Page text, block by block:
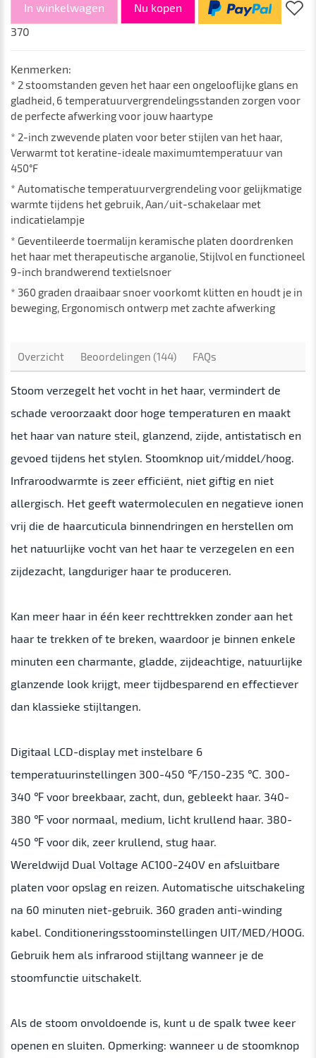
In winkelwagen
Nu kopen
370
Kenmerken:
* 2 stoomstanden geven het haar een ongelooflijke glans en
gladheid, 6 temperatuurvergrendelingsstanden zorgen voor
de perfecte afwerking voor jouw haartype
* 2-inch zwevende platen voor beter stijlen van het haar,
Verwarmt tot keratine-ideale maximumtemperatuur van
450°F
* Automatische temperatuurvergrendeling voor gelijkmatige
warmte tijdens het gebruik, Aan/uit-schakelaar met
indicatielampje
* Geventileerde toermalijn keramische platen doordrenken
het haar met therapeutische arganolie, Stijlvol en functioneel
9-inch brandwerend textielsnoer
* 360 graden draaibaar snoer voorkomt klitten en houdt je in
beweging, Ergonomisch ontwerp met zachte afwerking
Overzicht Beoordelingen (144) FAQs
Stoom verzegelt het vocht in het haar, vermindert de
schade veroorzaakt door hoge temperaturen en maakt
het haar van nature steil, glanzend, zijde, antistatisch en
gevoed tijdens het stylen. Stoomknop uit/middel/hoog.
Infraroodwarmte is zeer efficiënt, niet giftig en niet
allergisch. Het geeft watermoleculen en negatieve ionen
vrij die de haarcuticula binnendringen en herstellen om
het natuurlijke vocht van het haar te verzegelen en een
zijdezacht, langduriger haar te produceren.
Kan meer haar in één keer rechttrekken zonder aan het
haar te trekken of te breken, waardoor je binnen enkele
minuten een charmante, gladde, zijdeachtige, natuurlijke
glanzende look krijgt, meer tijdbesparend en effectiever
dan klassieke stijltangen.
Digitaal LCD-display met instelbare 6
temperatuurinstellingen 300-450 ℉/150-235 ℃. 300-
340 ℉ voor breekbaar, zacht, dun, gebleekt haar. 340-
380 ℉ voor normaal, medium, licht krullend haar. 380-
450 ℉ voor dik, zeer krullend, stug haar.
Wereldwijd Dual Voltage AC100-240V en afsluitbare
platen voor opslag en reizen. Automatische uitschakeling
na 60 minuten niet-gebruik. 360 graden anti-winding
kabel. Conditioneringsstoominstellingen UIT/MED/HOOG.
Gebruik hem als infrarood stijltang wanneer je de
stoomfunctie uitschakelt.
Als de stoom onvoldoende is, kunt u de spalk twee keer
openen en sluiten. Opmerking: wanneer u de stoomknop